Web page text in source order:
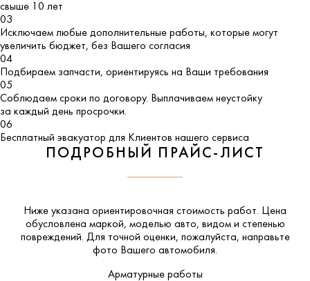
свыше 10 лет
03
Исключаем любые дополнительные работы, которые могут
увеличить бюджет, без Вашего согласия
04
Подбираем запчасти, ориентируясь на Ваши требования
05
Соблюдаем сроки по договору. Выплачиваем неустойку
за каждый день просрочки.
06
Бесплатный эвакуатор для Клиентов нашего сервиса
ПОДРОБНЫЙ ПРАЙС-ЛИСТ
Ниже указана ориентировочная стоимость работ. Цена
обусловлена маркой, моделью авто, видом и степенью
повреждений. Для точной оценки, пожалуйста, направьте
фото Вашего автомобиля.
Арматурные работы